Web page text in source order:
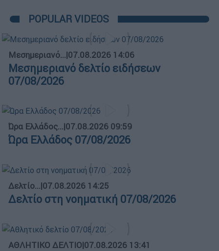
POPULAR VIDEOS
Μεσημεριανό...|07.08.2026 14:06
Μεσημεριανό δελτίο ειδήσεων
07/08/2026
Ώρα Ελλάδος...|07.08.2026 09:59
Ώρα Ελλάδος 07/08/2026
Δελτίο...|07.08.2026 14:25
Δελτίο στη νοηματική 07/08/2026
ΑΘΛΗΤΙΚΟ ΔΕΛΤΙΟ|07.08.2026 13:41